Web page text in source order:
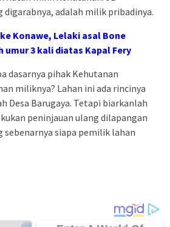
digarabnya, adalah milik pribadinya.
Konawe, Lelaki asal Bone
umur 3 kali diatas Kapal Fery
dasarnya pihak Kehutanan
miliknya? Lahan ini ada rincinya
Desa Barugaya. Tetapi biarkanlah
peninjauan ulang dilapangan
siapa pemilik lahan